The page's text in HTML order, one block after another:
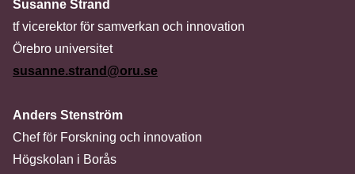
Susanne Strand
tf vicerektor för samverkan och innovation
Örebro universitet
susanne.strand@oru.se
Anders Stenström
Chef för Forskning och innovation
Högskolan i Borås